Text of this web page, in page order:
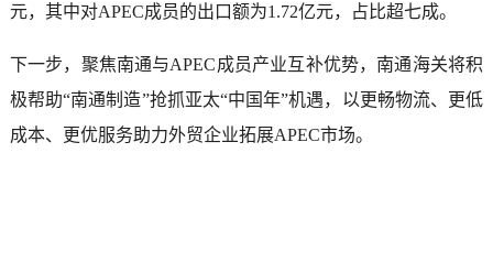
元，其中对APEC成员的出口额为1.72亿元，占比超七成。
下一步，聚焦南通与APEC成员产业互补优势，南通海关将积
极帮助“南通制造”抢抓亚太“中国年”机遇，以更畅物流、更低
成本、更优服务助力外贸企业拓展APEC市场。